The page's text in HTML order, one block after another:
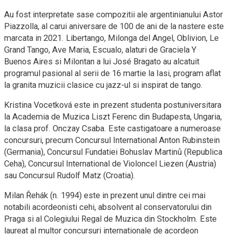
Au fost interpretate sase compozitii ale argentinianului Astor
Piazzolla, al carui aniversare de 100 de ani de la nastere este
marcata in 2021. Libertango, Milonga del Angel, Oblivion, Le
Grand Tango, Ave Maria, Escualo, alaturi de Graciela Y
Buenos Aires si Milontan a lui José Bragato au alcatuit
programul pasional al serii de 16 martie la Iasi, program aflat
la granita muzicii clasice cu jazz-ul si inspirat de tango.
Kristina Vocetková este in prezent studenta postuniversitara
la Academia de Muzica Liszt Ferenc din Budapesta, Ungaria,
la clasa prof. Onczay Csaba. Este castigatoare a numeroase
concursuri, precum Concursul International Anton Rubinstein
(Germania), Concursul Fundatiei Bohuslav Martinů (Republica
Ceha), Concursul International de Violoncel Liezen (Austria)
sau Concursul Rudolf Matz (Croatia).
Milan Řehák (n. 1994) este in prezent unul dintre cei mai
notabili acordeonisti cehi, absolvent al conservatorului din
Praga si al Colegiului Regal de Muzica din Stockholm. Este
laureat al multor concursuri internationale de acordeon